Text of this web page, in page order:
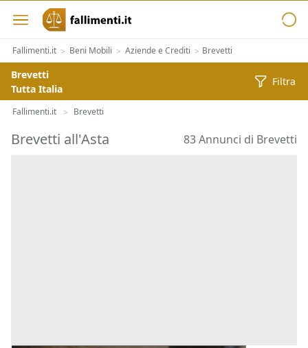
Fallimenti.it > Beni Mobili > Aziende e Crediti > Brevetti
Brevetti
Tutta Italia
Filtra
Fallimenti.it > Brevetti
Brevetti all'Asta 83 Annunci di Brevetti